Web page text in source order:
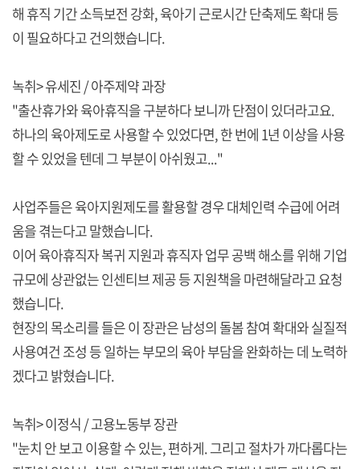
해 휴직 기간 소득보전 강화, 육아기 근로시간 단축제도 확대 등
이 필요하다고 건의했습니다.
녹취> 유세진 / 아주제약 과장
"출산휴가와 육아휴직을 구분하다 보니까 단점이 있더라고요.
하나의 육아제도로 사용할 수 있었다면, 한 번에 1년 이상을 사용
할 수 있었을 텐데 그 부분이 아쉬웠고..."
사업주들은 육아지원제도를 활용할 경우 대체인력 수급에 어려
움을 겪는다고 말했습니다.
이어 육아휴직자 복귀 지원과 휴직자 업무 공백 해소를 위해 기업
규모에 상관없는 인센티브 제공 등 지원책을 마련해달라고 요청
했습니다.
현장의 목소리를 들은 이 장관은 남성의 돌봄 참여 확대와 실질적
사용여건 조성 등 일하는 부모의 육아 부담을 완화하는 데 노력하
겠다고 밝혔습니다.
녹취> 이정식 / 고용노동부 장관
"눈치 안 보고 이용할 수 있는, 편하게. 그리고 절차가 까다롭다는